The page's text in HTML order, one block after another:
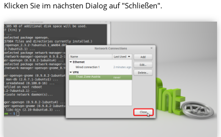
Klicken Sie im nächsten Dialog auf "Schließen".
Trust.Zone-Austria